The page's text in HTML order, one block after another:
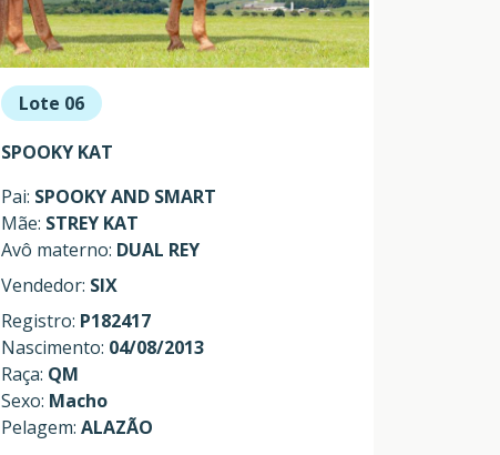
Lote 06
SPOOKY KAT
Pai: SPOOKY AND SMART
Mãe: STREY KAT
Avô materno: DUAL REY
Vendedor: SIX
Registro: P182417
Nascimento: 04/08/2013
Raça: QM
Sexo: Macho
Pelagem: ALAZÃO